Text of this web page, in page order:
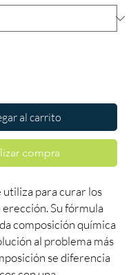
al carrito
compra
utiliza para curar los
Su fórmula
composición química
al problema más
se diferencia